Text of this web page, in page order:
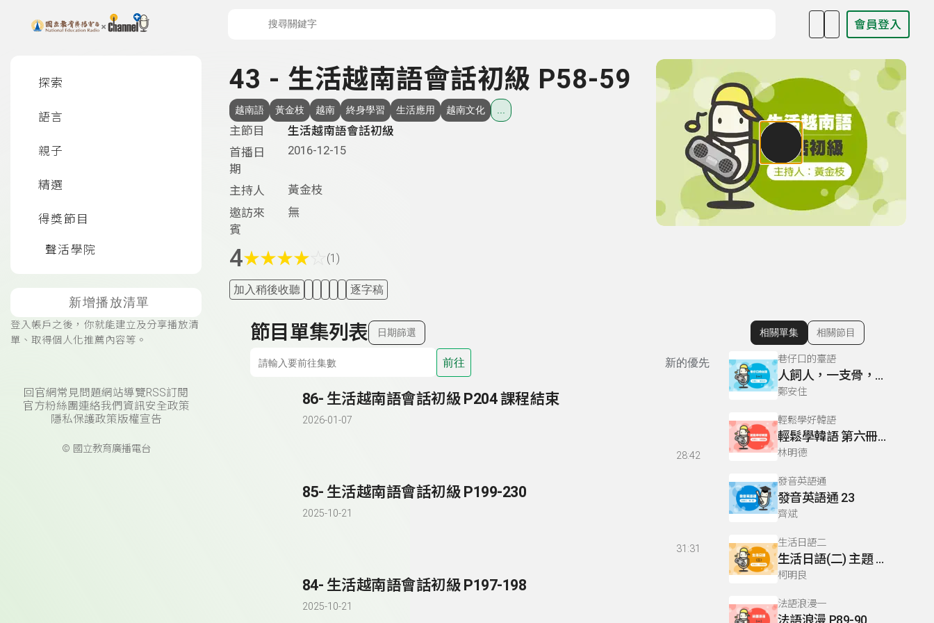
上方功能區塊 會員登入
探索
語言
親子
精選
得獎節目
聲活學院
新增播放清單
登入帳戶之後，你就能建立及分享播放清
單、取得個人化推薦內容等。
回官網常見問題網站導覽RSS訂閱
官方粉絲團連絡我們 資訊安全政策
隱私保護政策版權宣告
© 國立教育廣播電台
43 - 生活越南語會話初級 P58-59
越南語 黃金枝 越南 終身學習 生活應用 越南文化
主節目
生活越南語會話初級
首播日
期
2016-12-15
主持人
黃金枝
邀訪來
賓
無
4★★★★ (1)
加入稍後收聽 逐字稿
節目單集列表 日期篩選
前往 新的優先
86- 生活越南語會話初級 P204 課程結束
2026-01-07
28:42
85- 生活越南語會話初級 P199-230
2025-10-21
31:31
84- 生活越南語會話初級 P197-198
2025-10-21
顯示相關單集
相關單集 相關節目
巷仔口的臺語
人飼人，一支骨，天飼人，肥朒朒
鄭安住
輕鬆學好韓語
輕鬆學韓語 第六冊 第435課
林明德
發音英語通
發音英語通 23
齊斌
生活日語二
生活日語(二) 主題 我們送個花藍吧！
柯明良
法語浪漫一
法語浪漫 P89-90